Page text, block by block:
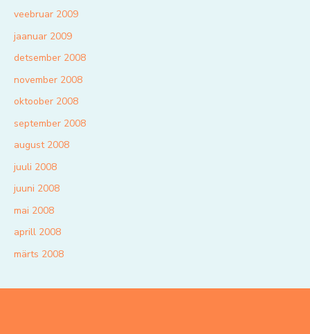
veebruar 2009
jaanuar 2009
detsember 2008
november 2008
oktoober 2008
september 2008
august 2008
juuli 2008
juuni 2008
mai 2008
aprill 2008
märts 2008